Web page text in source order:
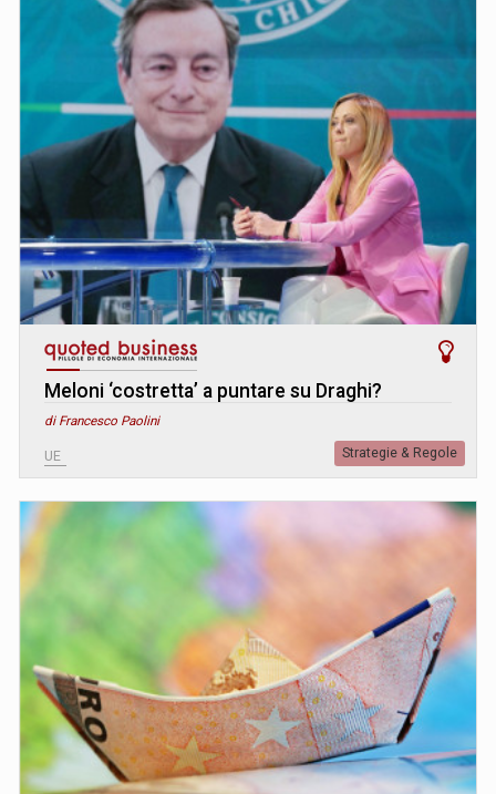
Meloni ‘costretta’ a puntare su Draghi?
di Francesco Paolini
UE Strategie & Regole